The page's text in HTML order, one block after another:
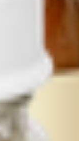
которые хотят
контроль
вещества,
открывается и
питания
питанием.